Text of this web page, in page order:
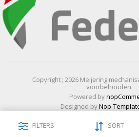
Copyright ; 2026 Meijering
voorbehouden.
Powered by
Designed byNop-
FILTERS SORT